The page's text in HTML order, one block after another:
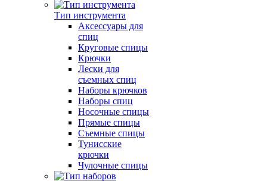
Тип инструмента
Аксессуары для
спиц
Круговые спицы
Крючки
Лески для
съемных спиц
Наборы крючков
Наборы спиц
Носочные спицы
Прямые спицы
Съемные спицы
Тунисские
крючки
Чулочные спицы